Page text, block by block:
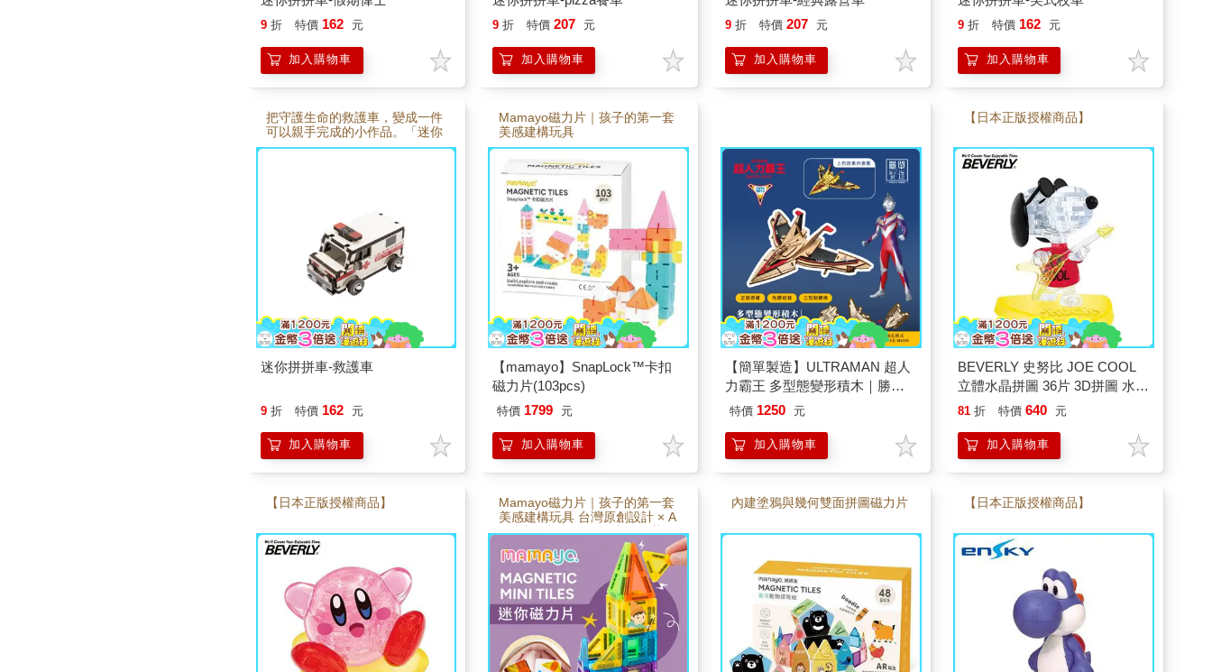
9 折 特價 162 元
加入購物車
9 折 特價 207 元
加入購物車
9 折 特價 207 元
加入購物車
9 折 特價 162 元
加入購物車
把守護生命的救護車，變成一件
可以親手完成的小作品。「迷你
拼拼車－救護車」以木質零件設
像把守護與關懷的精神收藏在桌
面上，無論收藏或送禮都很適
迷你拼拼車-救護車
9 折 特價 162 元
加入購物車
Mamayo磁力片｜孩子的第一套
美感建構玩具
【mamayo】SnapLock™卡扣
磁力片(103pcs)
特價 1799 元
加入購物車
【簡單製造】ULTRAMAN 超人
力霸王 多型態變形積木｜勝利
飛燕1號（IUM-11）
特價 1250 元
加入購物車
【日本正版授權商品】
BEVERLY 史努比 JOE COOL
立體水晶拼圖 36片 3D拼圖 水晶
拼圖 公仔 模型
81 折 特價 640 元
加入購物車
【日本正版授權商品】
Mamayo磁力片｜孩子的第一套
美感建構玩具 台灣原創設計 × A
R動畫教學 × 多元玩法一次滿足
內建塗鴉與幾何雙面拼圖磁力片 【日本正版授權商品】